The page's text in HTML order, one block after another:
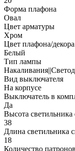
Форма плафона
Овал
Цвет арматуры
Хром
Цвет плафона/декора
Белый
Тип лампы
Вид выключателя
На корпусе
Выключатель в
Да
Высота светильника
38
Длина светильника
18
Количество патронов